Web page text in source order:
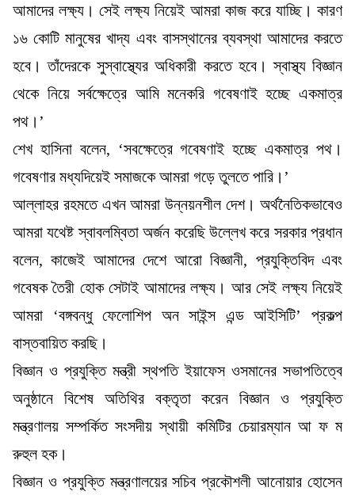
আমাদের লক্ষ্য। সেই লক্ষ্য নিয়েই আমরা কাজ করে যাচ্ছি। কারণ
১৬ কোটি মানুষের খাদ্য এবং বাসস্থানের ব্যবস্থা আমাদের করতে
হবে। তাঁদেরকে সুস্বাস্থ্যের অধিকারী করতে হবে। স্বাস্থ্য বিজ্ঞান
থেকে নিয়ে সর্বক্ষেত্রে আমি মনেকরি গবেষণাই হচ্ছে একমাত্র
পথ।’
শেখ হাসিনা বলেন, ‘সবক্ষেত্রে গবেষণাই হচ্ছে একমাত্র পথ।
গবেষণার মধ্যদিয়েই সমাজকে আমরা গড়ে তুলতে পারি।’
আল্লাহর রহমতে এখন আমরা উন্নয়নশীল দেশ। অর্থনৈতিকভাবেও
আমরা যথেষ্ট স্বাবলম্বিতা অর্জন করেছি উল্লেখ করে সরকার প্রধান
বলেন, কাজেই আমাদের দেশে আরো বিজ্ঞানী, প্রযুক্তিবিদ এবং
গবেষক তৈরী হোক সেটাই আমাদের লক্ষ্য। আর সেই লক্ষ্য নিয়েই
আমরা ‘বঙ্গবন্ধু ফেলোশিপ অন সাইন্স এন্ড আইসিটি’ প্রকল্প
বাস্তবায়িত করছি।
বিজ্ঞান ও প্রযুক্তি মন্ত্রী স্থপতি ইয়াফেস ওসমানের সভাপতিত্বে
অনুষ্ঠানে বিশেষ অতিথির বক্তৃতা করেন বিজ্ঞান ও প্রযুক্তি
মন্ত্রণালয় সম্পর্কিত সংসদীয় স্থায়ী কমিটির চেয়ারম্যান আ ফ ম
রুহুল হক।
বিজ্ঞান ও প্রযুক্তি মন্ত্রণালয়ের সচিব প্রকৌশলী আনোয়ার হোসেন